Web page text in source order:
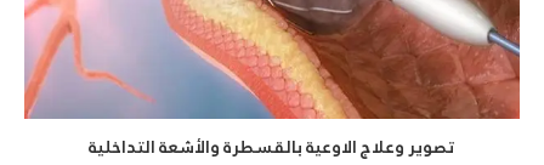
تصوير وعلاج الاوعية بالقسطرة والأشعة التداخلية